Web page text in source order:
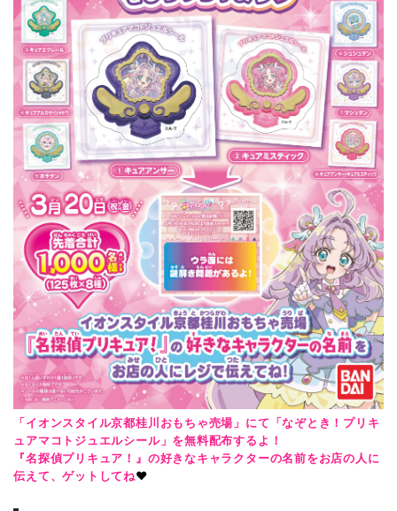
「イオンスタイル京都桂川おもちゃ売場」にて「なぞとき！プリキ
ュアマコトジュエルシール」を無料配布するよ！
『名探偵プリキュア！』の好きなキャラクターの名前をお店の人に
伝えて、ゲットしてね❤